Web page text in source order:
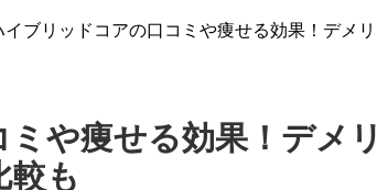
イブリッドコアの口コミや痩せる効果！デメリ
や痩せる効果！デメリ
較も